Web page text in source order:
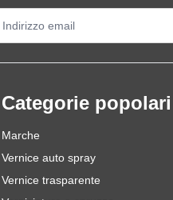
Categorie popolari
Marche
Vernice auto spray
Vernice trasparente